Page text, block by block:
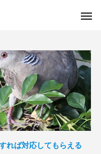
れば対応してもらえる